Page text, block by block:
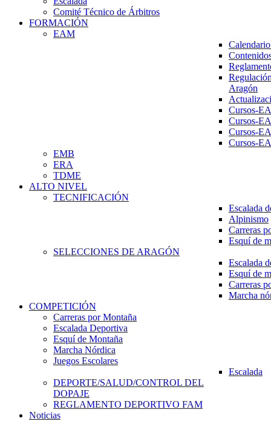
Comité Técnico de Árbitros
FORMACIÓN
EAM
Aragón
Cursos-
Cursos-
Cursos-
Cursos-
EMB
ERA
TDME
ALTO NIVEL
TECNIFICACIÓN
Escalada
Alpinismo
Carreras
Esquí de
SELECCIONES DE ARAGÓN
Escalada
Esquí de
Carreras
Marcha
COMPETICIÓN
Carreras por Montaña
Escalada Deportiva
Esquí de Montaña
Marcha Nórdica
Juegos Escolares
Escalada
DEPORTE/SALUD/CONTROL DEL
DOPAJE
REGLAMENTO DEPORTIVO FAM
Noticias